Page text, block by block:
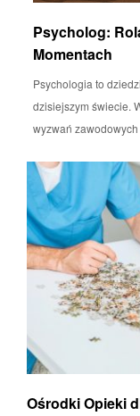
Psycholog:
Momentach
Psychologia to
dzisiejszym świecie.
wyzwań
Ośrodki Opieki